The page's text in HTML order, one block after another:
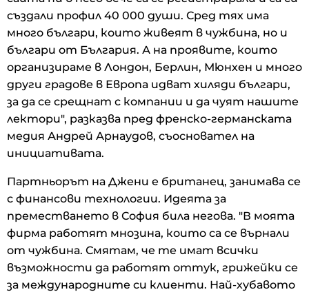
създали профил 40 000 души. Сред тях има
много българи, които живеят в чужбина, но и
българи от България. А на проявите, които
организираме в Лондон, Берлин, Мюнхен и много
други градове в Европа идват хиляди българи,
за да се срещнат с компании и да чуят нашите
лектори", разказва пред френско-германската
медия Андрей Арнаудов, съосновател на
инициативата.
Партньорът на Джени е британец, занимава се
с финансови технологии. Идеята за
преместването в София била негова. "В моята
фирма работят мнозина, които са се върнали
от чужбина. Смятам, че те имат всички
възможности да работят оттук, грижейки се
за международните си клиенти. Най-хубавото